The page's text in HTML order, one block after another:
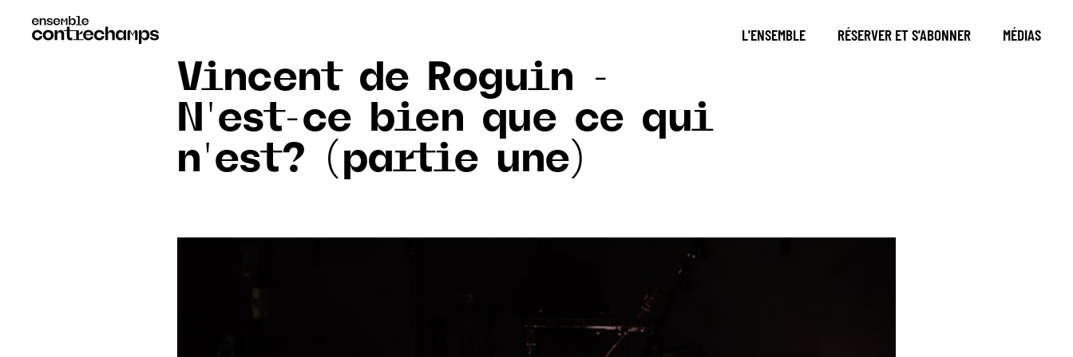
L'ENSEMBLE RÉSERVER ET S'ABONNER MÉDIAS
Vincent de Roguin -
N'est-ce bien que ce qui
n'est? (partie une)